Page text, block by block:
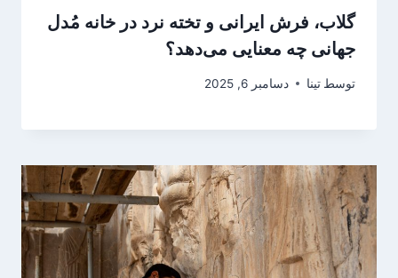
گلاب، فرش ایرانی و تخته نرد در خانه مُدل
جهانی چه معنایی می‌دهد؟
توسط تینا دسامبر 6, 2025